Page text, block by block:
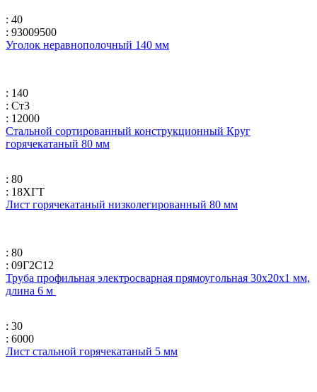
: 40
: 93009500
Уголок неравнополочный 140 мм
: 140
: Ст3
: 12000
Стальной сортированный конструкционный Круг
горячекатаный 80 мм
: 80
: 18ХГТ
Лист горячекатаный низколегированный 80 мм
: 80
: 09Г2С12
Труба профильная электросварная прямоугольная 30х20х1 мм,
длина 6 м
: 30
: 6000
Лист стальной горячекатаный 5 мм